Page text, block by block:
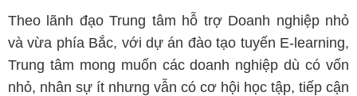
Theo lãnh đạo Trung tâm hỗ trợ Doanh nghiệp nhỏ
và vừa phía Bắc, với dự án đào tạo tuyến E-learning,
Trung tâm mong muốn các doanh nghiệp dù có vốn
nhỏ, nhân sự ít nhưng vẫn có cơ hội học tập, tiếp cận